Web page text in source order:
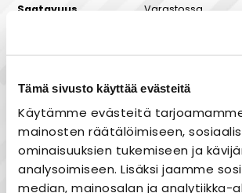
Tämä sivusto käyttää evästeitä
Käytämme evästeitä
mainosten räätälöimiseen,
ominaisuuksien tukemiseen ja
analysoimiseen. Lisäksi jaamme
median, mainosalan ja analytiikka-
Saatavuus Varastossa
Nopea toimitus